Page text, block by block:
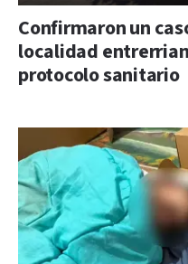
Confirmaron un
localidad
protocolo sanitario